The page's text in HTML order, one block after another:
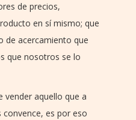
de precios,
en sí mismo; que
de acercamiento que
que nosotros se lo
vender aquello que a
es por eso